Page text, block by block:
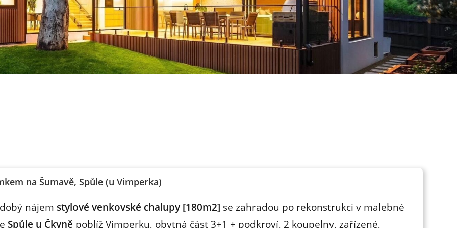
na Šumavě, Spůle (u Vimperka)
nájem stylové venkovské chalupy [180m2] se zahradou po rekonstrukci v malebné
Spůle u Čkyně poblíž Vimperku, obytná část 3+1 + podkroví, 2 koupelny, zařízené,